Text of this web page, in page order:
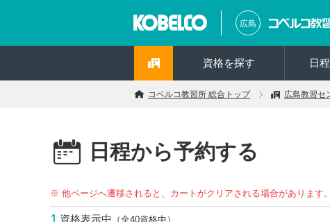
広島
資格を探す 日
コベルコ教習所 総合トップ 広島教習セ
日程から予約する
※ 他ページへ遷移されると、カートがクリアされる場合があります。
資格表示中 （全40資格中）